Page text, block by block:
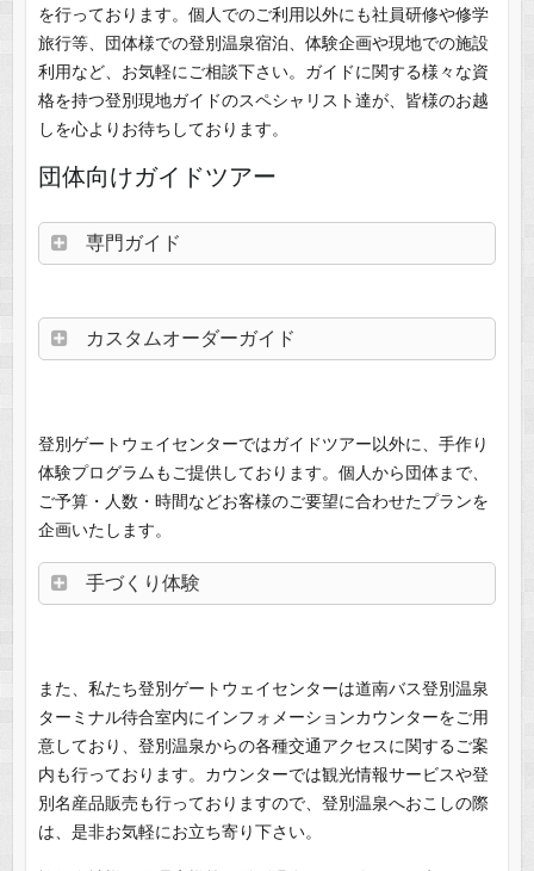
を行っております。個人でのご利用以外にも社員研修や修学
旅行等、団体様での登別温泉宿泊、体験企画や現地での施設
利用など、お気軽にご相談下さい。ガイドに関する様々な資
格を持つ登別現地ガイドのスペシャリスト達が、皆様のお越
しを心よりお待ちしております。
団体向けガイドツアー
専門ガイド
カスタムオーダーガイド
登別ゲートウェイセンターではガイドツアー以外に、手作り
体験プログラムもご提供しております。個人から団体まで、
ご予算・人数・時間などお客様のご要望に合わせたプランを
企画いたします。
手づくり体験
また、私たち登別ゲートウェイセンターは道南バス登別温泉
ターミナル待合室内にインフォメーションカウンターをご用
意しており、登別温泉からの各種交通アクセスに関するご案
内も行っております。カウンターでは観光情報サービスや登
別名産品販売も行っておりますので、登別温泉へおこしの際
は、是非お気軽にお立ち寄り下さい。